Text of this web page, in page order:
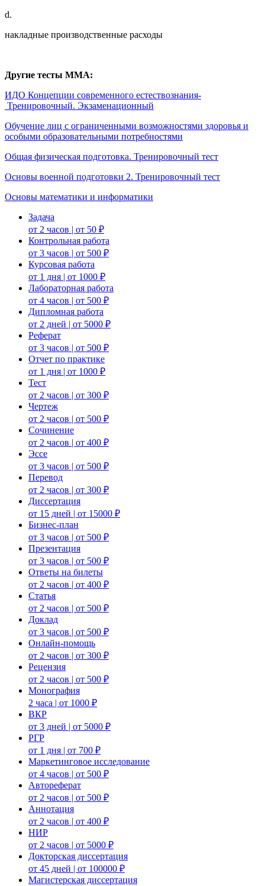
d.
накладные производственные расходы
Другие тесты ММА:
ИДО Концепции современного естествознания-
Тренировочный. Экзаменационный
Обучение лиц с ограниченными возможностями здоровья и
особыми образовательными потребностями
Общая физическая подготовка. Тренировочный тест
Основы военной подготовки 2. Тренировочный тест
Основы математики и информатики
Задача
от 2 часов | от 50 ₽
Контрольная работа
от 3 часов | от 500 ₽
Курсовая работа
от 1 дня | от 1000 ₽
Лабораторная работа
от 4 часов | от 500 ₽
Дипломная работа
от 2 дней | от 5000 ₽
Реферат
от 3 часов | от 500 ₽
Отчет по практике
от 1 дня | от 1000 ₽
Тест
от 2 часов | от 300 ₽
Чертеж
от 2 часов | от 500 ₽
Сочинение
от 2 часов | от 400 ₽
Эссе
от 3 часов | от 500 ₽
Перевод
от 2 часов | от 300 ₽
Диссертация
от 15 дней | от 15000 ₽
Бизнес-план
от 3 часов | от 500 ₽
Презентация
от 3 часов | от 500 ₽
Ответы на билеты
от 2 часов | от 400 ₽
Статья
от 2 часов | от 500 ₽
Доклад
от 3 часов | от 500 ₽
Онлайн-помощь
от 2 часов | от 300 ₽
Рецензия
от 2 часов | от 500 ₽
Монография
2 часа | от 1000 ₽
ВКР
от 3 дней | от 5000 ₽
РГР
от 1 дня | от 700 ₽
Маркетинговое исследование
от 4 часов | от 500 ₽
Автореферат
от 2 часов | от 500 ₽
Аннотация
от 2 часов | от 400 ₽
НИР
от 2 часов | от 5000 ₽
Докторская диссертация
от 45 дней | от 100000 ₽
Магистерская диссертация